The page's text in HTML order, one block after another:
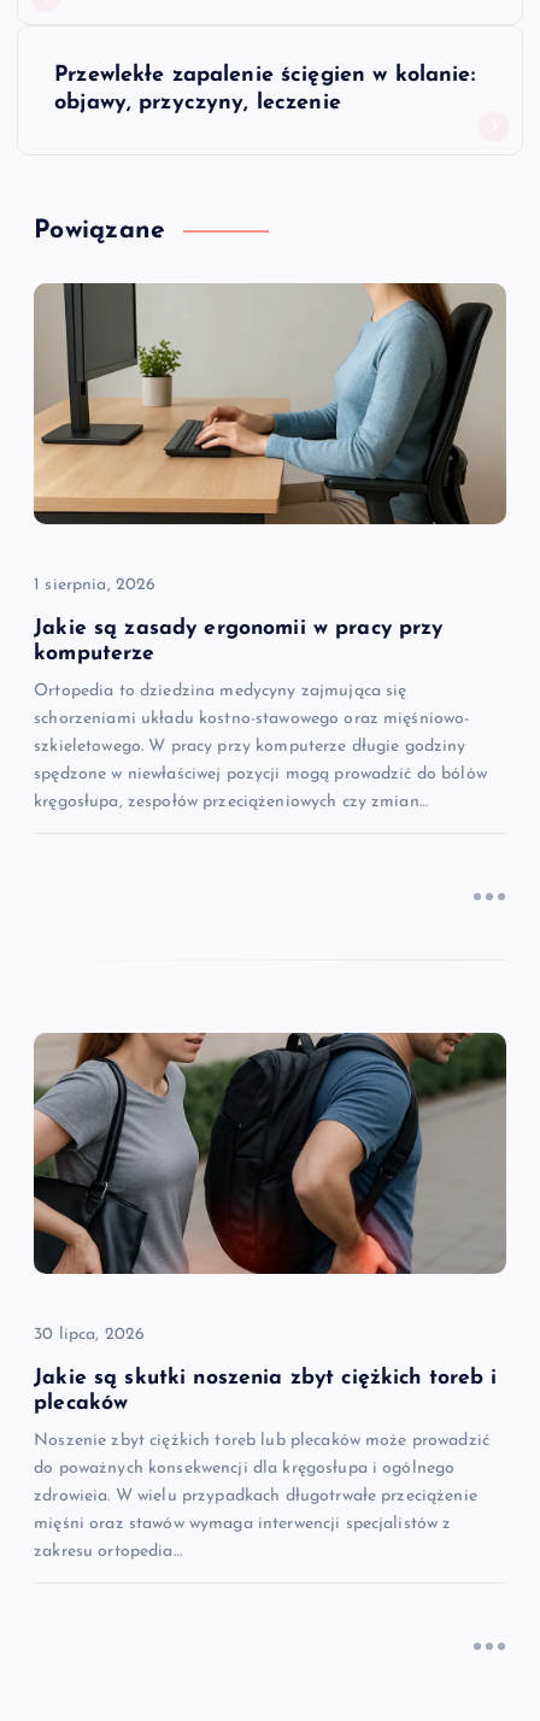
a
c
w
p
s
u
Przewlekłe zapalenie ścięgien w kolanie:
objawy, przyczyny, leczenie
Powiązane
1 sierpnia, 2026
Jakie są zasady ergonomii w pracy przy
komputerze
Ortopedia to dziedzina medycyny zajmująca się
schorzeniami układu kostno-stawowego oraz mięśniowo-
szkieletowego. W pracy przy komputerze długie godziny
spędzone w niewłaściwej pozycji mogą prowadzić do bólów
kręgosłupa, zespołów przeciążeniowych czy zmian…
30 lipca, 2026
Jakie są skutki noszenia zbyt ciężkich toreb i
plecaków
Noszenie zbyt ciężkich toreb lub plecaków może prowadzić
do poważnych konsekwencji dla kręgosłupa i ogólnego
zdrowieia. W wielu przypadkach długotrwałe przeciążenie
mięśni oraz stawów wymaga interwencji specjalistów z
zakresu ortopedia…